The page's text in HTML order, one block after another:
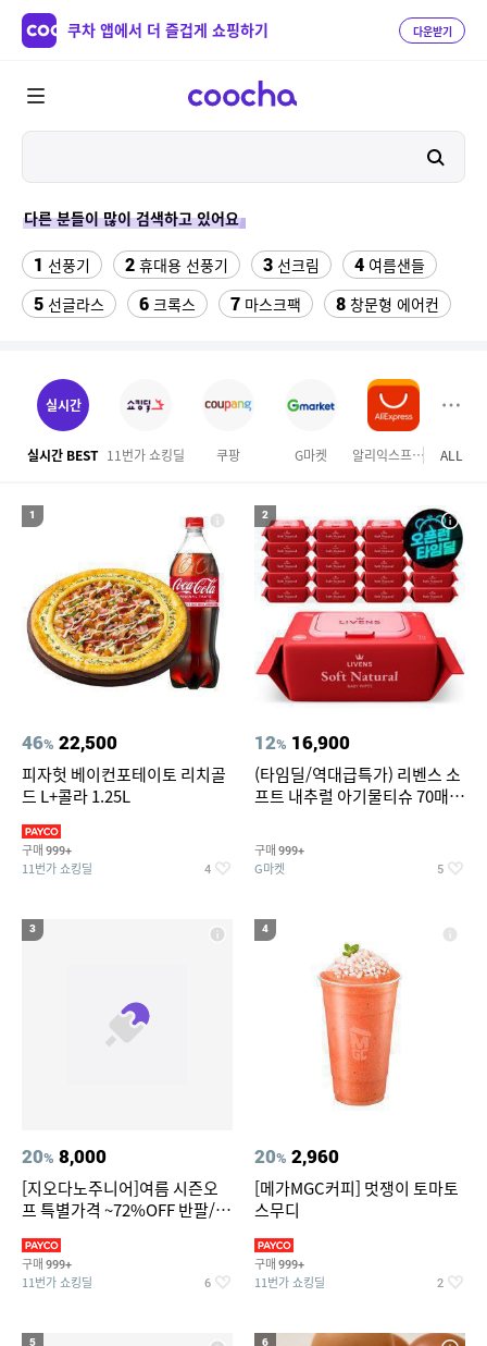
쿠차 앱에서 더 즐겁게 쇼핑하기 다운받기
다른 분들이 많이 검색하고 있어요
1 선풍기 2 휴대용 선풍기 3 선크림 4 여름샌들
5 선글라스 6 크록스 7 마스크팩 8 창문형 에어컨
11 캐쥬얼화
14 워치4케이스
16 마른안주 대용량 실외기없는 에어컨 18 io1430
캠핑선풍기
ALL
실시간
실시간 BEST 11번가 쇼킹딜 쿠팡 G마켓 알리익스프레스 마이리
1
46% 22,500
피자헛 베이컨포테이토 리치골
드 L+콜라 1.25L
구매 999+
11번가 쇼킹딜 4
2
12% 16,900
(타임딜/역대급특가) 리벤스 소
프트 내추럴 아기물티슈 70매
구매 999+
G마켓 5
3
20% 8,000
[지오다노주니어]여름 시즌오
프 특별가격 ~72%OFF 반팔/반
구매 999+
11번가 쇼킹딜 6
4
20% 2,960
[메가MGC커피] 멋쟁이 토마토
스무디
구매 999+
11번가 쇼킹딜 2
5 6